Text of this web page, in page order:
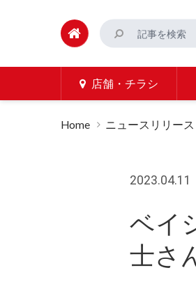
店舗・チラシ
Home ニュースリリー
2023.04.11
ベイ
士さ